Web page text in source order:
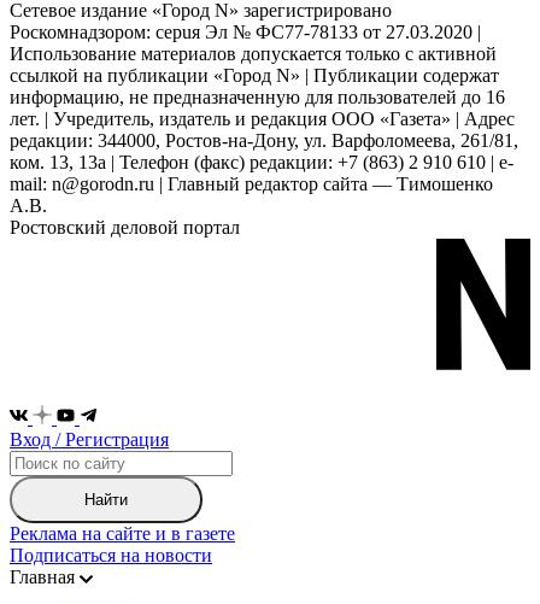
Сетевое издание «Город N» зарегистрировано
Роскомнадзором: серuя Эл № ФС77-78133 от 27.03.2020 |
Использование материалов допускается только с активной
ссылкой на публикации «Город N» | Публикации содержат
информацию, не предназначенную для пользователей до 16
лет. | Учредитель, издатель и редакция ООО «Газета» | Адрес
редакции: 344000, Ростов-на-Дону, ул. Варфоломеева, 261/81,
ком. 13, 13а | Телефон (факс) редакции: +7 (863) 2 910 610 | e-
mail: n@gorodn.ru | Главный редактор сайта — Тимошенко
А.В.
Ростовский деловой портал
Вход / Регистрация
Найти
Реклама на сайте и в газете
Подписаться на новости
Главная